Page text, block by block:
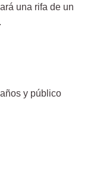
una rifa de un
y público